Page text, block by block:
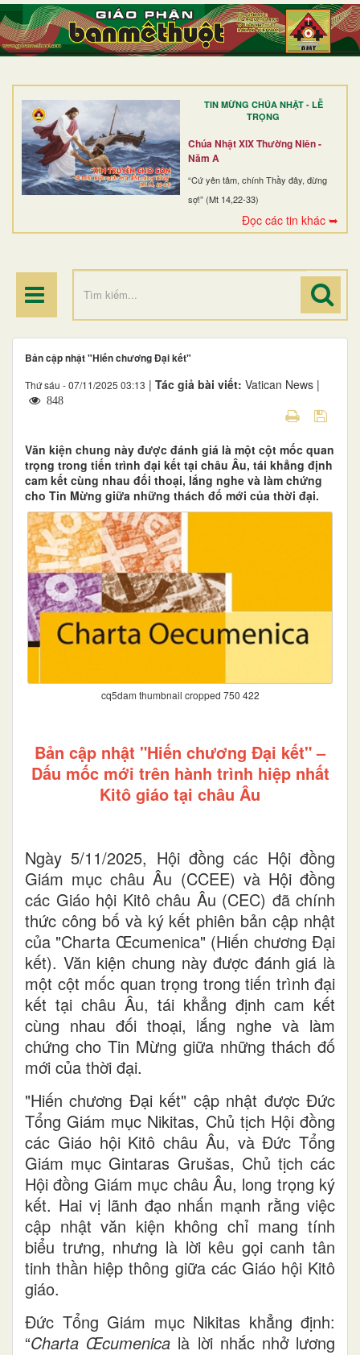
TIN MỪNG CHÚA NHẬT - LỄ
TRỌNG
Chúa Nhật XIX Thường Niên -
Năm A
“Cứ yên tâm, chính Thầy đây, đừng
sợ!” (Mt 14,22-33)
Đọc các tin khác ➥
TRANG NHẤT
GIỚI THIỆU
DÒNG TU
BAN MỤC VỤ
ĐOÀN THỂ CG
ĐIỂM HÀNH HƯƠNG
Bản cập nhật "Hiến chương Đại kết"
Thứ sáu - 07/11/2025 03:13 | Tác giả bài viết: Vatican News |
848
Văn kiện chung này được đánh giá là một cột mốc quan
trọng trong tiến trình đại kết tại châu Âu, tái khẳng định
cam kết cùng nhau đối thoại, lắng nghe và làm chứng
cho Tin Mừng giữa những thách đố mới của thời đại.
cq5dam thumbnail cropped 750 422
Bản cập nhật "Hiến chương Đại kết" –
Dấu mốc mới trên hành trình hiệp nhất
Kitô giáo tại châu Âu
Ngày 5/11/2025, Hội đồng các Hội đồng
Giám mục châu Âu (CCEE) và Hội đồng
các Giáo hội Kitô châu Âu (CEC) đã chính
thức công bố và ký kết phiên bản cập nhật
của "Charta Œcumenica" (Hiến chương Đại
kết). Văn kiện chung này được đánh giá là
một cột mốc quan trọng trong tiến trình đại
kết tại châu Âu, tái khẳng định cam kết
cùng nhau đối thoại, lắng nghe và làm
chứng cho Tin Mừng giữa những thách đố
mới của thời đại.
"Hiến chương Đại kết" cập nhật được Đức
Tổng Giám mục Nikitas, Chủ tịch Hội đồng
các Giáo hội Kitô châu Âu, và Đức Tổng
Giám mục Gintaras Grušas, Chủ tịch các
Hội đồng Giám mục châu Âu, long trọng ký
kết. Hai vị lãnh đạo nhấn mạnh rằng việc
cập nhật văn kiện không chỉ mang tính
biểu trưng, nhưng là lời kêu gọi canh tân
tinh thần hiệp thông giữa các Giáo hội Kitô
giáo.
Đức Tổng Giám mục Nikitas khẳng định:
“Charta Œcumenica là lời nhắc nhở lương